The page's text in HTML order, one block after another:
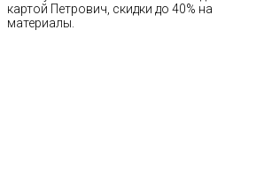
картой Петрович, скидки до 40% на
материалы.